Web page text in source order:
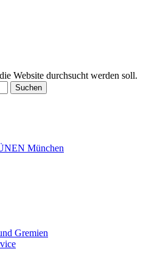
Website durchsucht werden soll.
Suchen
Gremien